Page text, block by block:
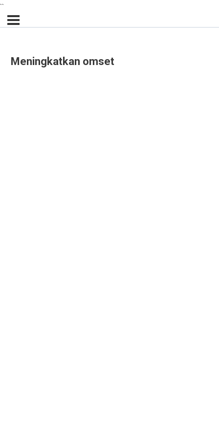
``
Meningkatkan omset